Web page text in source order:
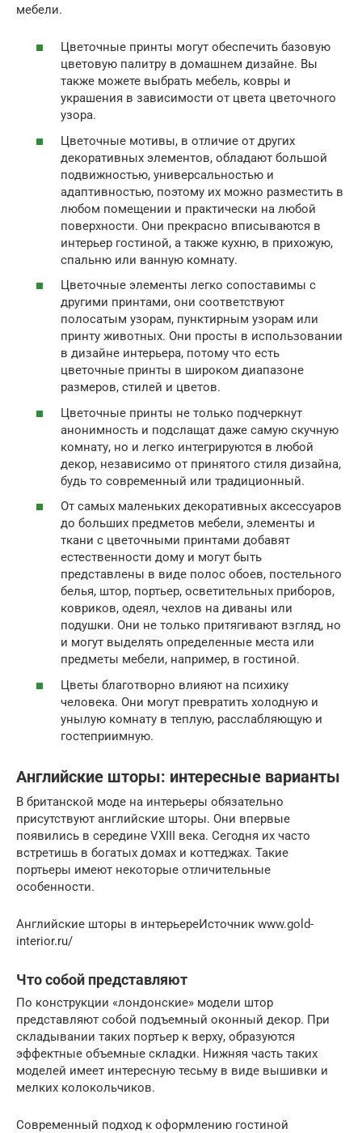
мебели.
Цветочные принты могут обеспечить базовую
цветовую палитру в домашнем дизайне. Вы
также можете выбрать мебель, ковры и
украшения в зависимости от цвета цветочного
узора.
Цветочные мотивы, в отличие от других
декоративных элементов, обладают большой
подвижностью, универсальностью и
адаптивностью, поэтому их можно разместить в
любом помещении и практически на любой
поверхности. Они прекрасно вписываются в
интерьер гостиной, а также кухню, в прихожую,
спальню или ванную комнату.
Цветочные элементы легко сопоставимы с
другими принтами, они соответствуют
полосатым узорам, пунктирным узорам или
принту животных. Они просты в использовании
в дизайне интерьера, потому что есть
цветочные принты в широком диапазоне
размеров, стилей и цветов.
Цветочные принты не только подчеркнут
анонимность и подслащат даже самую скучную
комнату, но и легко интегрируются в любой
декор, независимо от принятого стиля дизайна,
будь то современный или традиционный.
От самых маленьких декоративных аксессуаров
до больших предметов мебели, элементы и
ткани с цветочными принтами добавят
естественности дому и могут быть
представлены в виде полос обоев, постельного
белья, штор, портьер, осветительных приборов,
ковриков, одеял, чехлов на диваны или
подушки. Они не только притягивают взгляд, но
и могут выделять определенные места или
предметы мебели, например, в гостиной.
Цветы благотворно влияют на психику
человека. Они могут превратить холодную и
унылую комнату в теплую, расслабляющую и
гостеприимную.
Английские шторы: интересные варианты
В британской моде на интерьеры обязательно
присутствуют английские шторы. Они впервые
появились в середине VXIII века. Сегодня их часто
встретишь в богатых домах и коттеджах. Такие
портьеры имеют некоторые отличительные
особенности.
Английские шторы в интерьереИсточник www.gold-
interior.ru/
Что собой представляют
По конструкции «лондонские» модели штор
представляют собой подъемный оконный декор. При
складывании таких портьер к верху, образуются
эффектные объемные складки. Нижняя часть таких
моделей имеет интересную тесьму в виде вышивки и
мелких колокольчиков.
Современный подход к оформлению гостиной